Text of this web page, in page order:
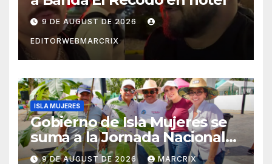
9 DE AUGUST DE 2026
EDITORWEBMARCRIX
ISLA MUJERES
Gobierno de Isla Mujeres se
suma a la Jornada Nacional
de Reforestación 2026
9 DE AUGUST DE 2026 MARCRIX